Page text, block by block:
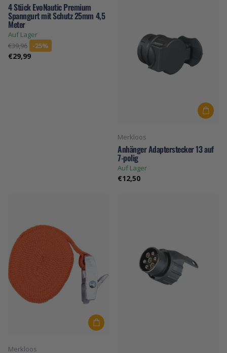
4 Stück EvoNautic Premium
Spanngurt mit Schutz 25mm 4,5
Meter
Auf Lager
€39,96
-25%
€29,99
Merkloos
Anhänger Adapterstecker 13 auf
7-polig
Auf Lager
€12,50
Merkloos